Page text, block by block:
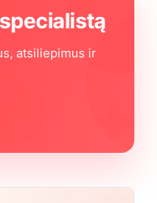
atsiliepimus ir